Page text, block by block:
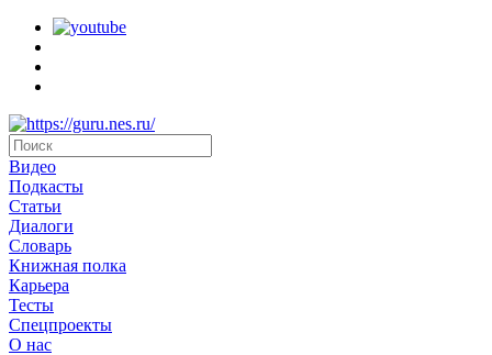
Видео
Подкасты
Статьи
Диалоги
Словарь
Книжная полка
Карьера
Тесты
Спецпроекты
О наc